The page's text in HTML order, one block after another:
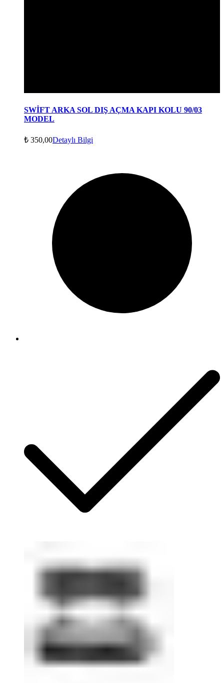
SWİFT ARKA SOL DIŞ AÇMA KAPI KOLU 90/03
MODEL
₺ 350,00Detaylı Bilgi